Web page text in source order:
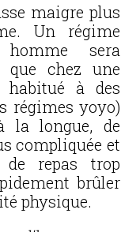
maigre plus
Un régime
sera
que chez une
habitué à des
régimes yoyo)
la longue, de
compliquée et
repas trop
brûler
physique.